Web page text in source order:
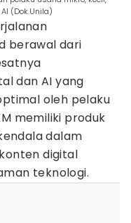
(Dok.Unila)
berawal dari
dan AI yang
oleh pelaku
memiliki produk
dalam
digital
teknologi.